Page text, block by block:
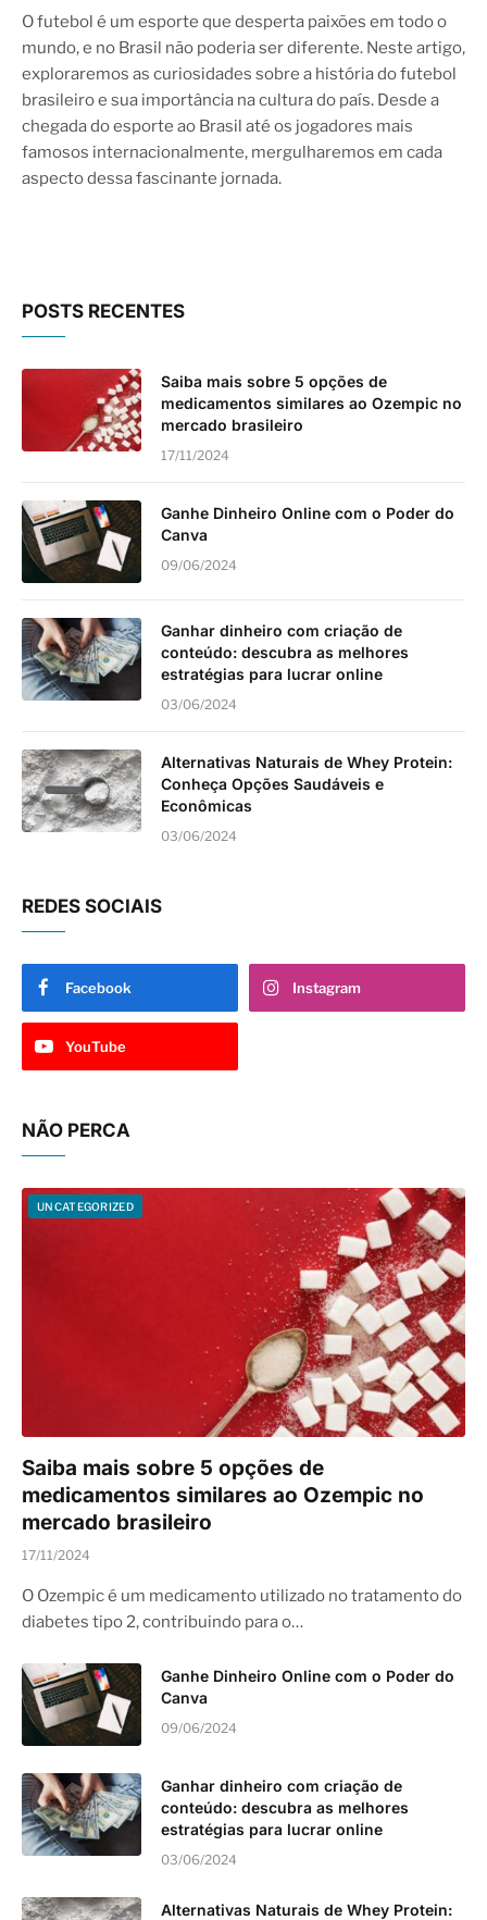
10.0
O futebol é um esporte que desperta paixões em todo o
mundo, e no Brasil não poderia ser diferente. Neste artigo,
exploraremos as curiosidades sobre a história do futebol
brasileiro e sua importância na cultura do país. Desde a
chegada do esporte ao Brasil até os jogadores mais
famosos internacionalmente, mergulharemos em cada
aspecto dessa fascinante jornada.
POSTS RECENTES
Saiba mais sobre 5 opções de
medicamentos similares ao Ozempic no
mercado brasileiro
17/11/2024
Ganhe Dinheiro Online com o Poder do
Canva
09/06/2024
Ganhar dinheiro com criação de
conteúdo: descubra as melhores
estratégias para lucrar online
03/06/2024
Alternativas Naturais de Whey Protein:
Conheça Opções Saudáveis e
Econômicas
03/06/2024
REDES SOCIAIS
Facebook Instagram
YouTube
NÃO PERCA
UNCATEGORIZED
Saiba mais sobre 5 opções de
medicamentos similares ao Ozempic no
mercado brasileiro
17/11/2024
O Ozempic é um medicamento utilizado no tratamento do
diabetes tipo 2, contribuindo para o…
Ganhe Dinheiro Online com o Poder do
Canva
09/06/2024
Ganhar dinheiro com criação de
conteúdo: descubra as melhores
estratégias para lucrar online
03/06/2024
Alternativas Naturais de Whey Protein: